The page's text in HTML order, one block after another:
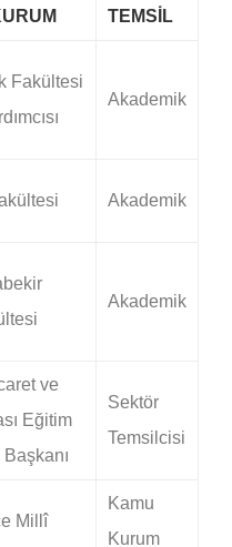
TEMSIL
Fakültesi
Akademik
Akademik
Akademik
ve
Eğitim
Sektör
Temsilcisi
Millî
Kamu
Kurum